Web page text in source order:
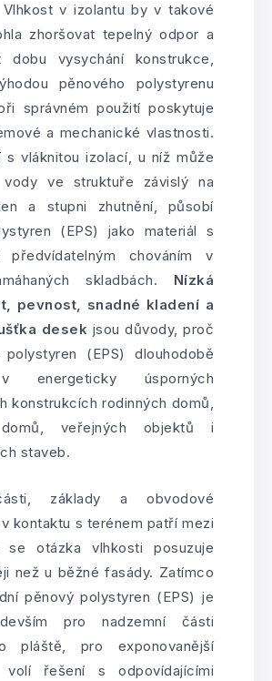
v izolantu by v takové
zhoršovat tepelný odpor a
dobu vysychání konstrukce,
pěnového polystyrenu
správném použití poskytuje
a mechanické vlastnosti.
s vláknitou izolací, u níž může
ve struktuře závislý na
a stupni zhutnění, působí
(EPS) jako materiál s
předvídatelným chováním v
skladbách. Nízká
pevnost, snadné kladení a
desek jsou důvody, proč
(EPS) dlouhodobě
energeticky úsporných
konstrukcích rodinných domů,
veřejných objektů i
staveb.
základy a obvodové
kontaktu s terénem patří mezi
se otázka vlhkosti posuzuje
než u běžné fasády. Zatímco
pěnový polystyren (EPS) je
pro nadzemní části
pláště, pro exponovanější
řešení s odpovídajícími